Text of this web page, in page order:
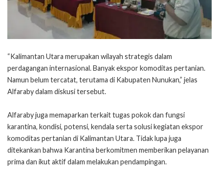
“Kalimantan Utara merupakan wilayah strategis dalam
perdagangan internasional. Banyak ekspor komoditas pertanian.
Namun belum tercatat, terutama di Kabupaten Nunukan,” jelas
Alfaraby dalam diskusi tersebut.
Alfaraby juga memaparkan terkait tugas pokok dan fungsi
karantina, kondisi, potensi, kendala serta solusi kegiatan ekspor
komoditas pertanian di Kalimantan Utara. Tidak lupa juga
ditekankan bahwa Karantina berkomitmen memberikan pelayanan
prima dan ikut aktif dalam melakukan pendampingan.